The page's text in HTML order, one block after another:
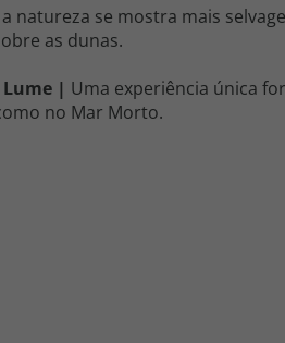
natureza se mostra mais
as dunas.
Lume | Uma experiência única
no Mar Morto.